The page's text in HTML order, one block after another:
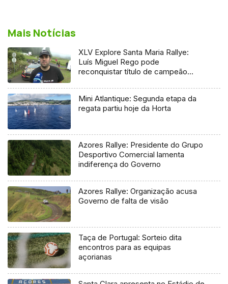
Mais Notícias
XLV Explore Santa Maria Rallye:
Luís Miguel Rego pode
reconquistar título de campeão
Mini Atlantique: Segunda etapa da
regata partiu hoje da Horta
Azores Rallye: Presidente do Grupo
Desportivo Comercial lamenta
indiferença do Governo
Azores Rallye: Organização acusa
Governo de falta de visão
Taça de Portugal: Sorteio dita
encontros para as equipas
açorianas